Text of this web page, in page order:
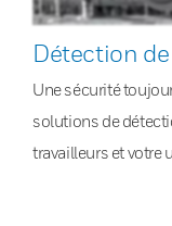
Détection
Une sécurité
solutions de
travailleurs et votre